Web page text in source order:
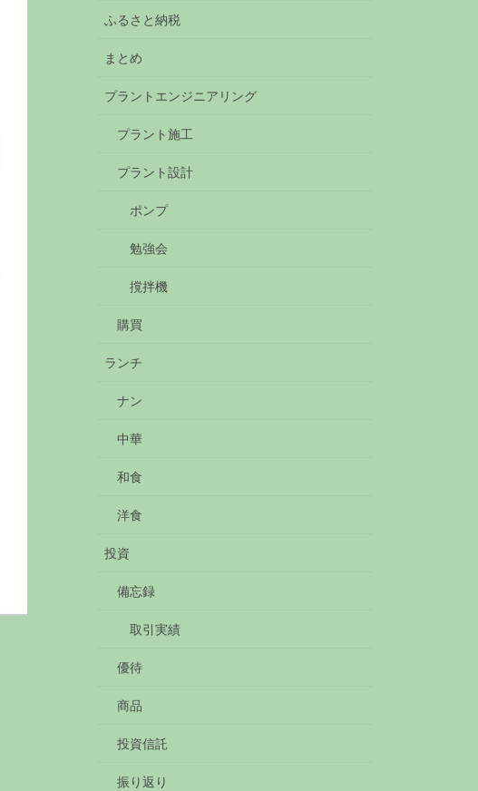
ふるさと納税
まとめ
プラントエンジニアリング
プラント施工
プラント設計
ポンプ
勉強会
撹拌機
購買
ランチ
ナン
中華
和食
洋食
投資
備忘録
取引実績
優待
商品
投資信託
振り返り